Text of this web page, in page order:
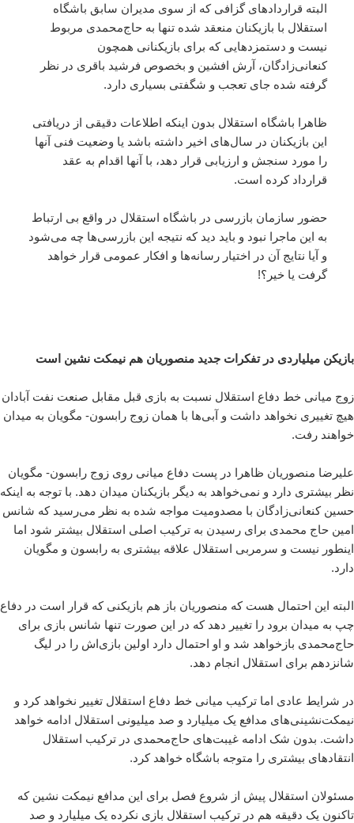
البته قراردادهای گزافی که از سوی مدیران سابق باشگاه
استقلال با بازیکنان منعقد شده تنها به حاج‌محمدی مربوط
نیست و دستمزدهایی که برای بازیکنانی همچون
کنعانی‌زادگان، آرش افشین و بخصوص فرشید باقری در نظر
گرفته شده جای تعجب و شگفتی بسیاری دارد.
ظاهرا باشگاه استقلال بدون اینکه اطلاعات دقیقی از دریافتی
این بازیکنان در سال‌های اخیر داشته باشد یا وضعیت فنی آنها
را مورد سنجش و ارزیابی قرار دهد، با آنها اقدام به عقد
قرارداد کرده است.
حضور سازمان بازرسی در باشگاه استقلال در واقع بی ارتباط
به این ماجرا نبود و باید دید که نتیجه این بازرسی‌ها چه می‌شود
و آیا نتایج آن در اختیار رسانه‌ها و افکار عمومی قرار خواهد
گرفت یا خیر؟!
بازیکن میلیاردی در تفکرات جدید منصوریان هم نیمکت نشین است
زوج میانی خط دفاع استقلال نسبت به بازی قبل مقابل صنعت نفت آبادان
هیچ تغییری نخواهد داشت و آبی‌ها با همان زوج رابسون- مگویان به میدان
خواهند رفت.
علیرضا منصوریان ظاهرا در پست دفاع میانی روی زوج رابسون- مگویان
نظر بیشتری دارد و نمی‌خواهد به دیگر بازیکنان میدان دهد. با توجه به اینکه
حسین کنعانی‌زادگان با مصدومیت مواجه شده به نظر می‌رسید که شانس
امین حاج محمدی برای رسیدن به ترکیب اصلی استقلال بیشتر شود اما
اینطور نیست و سرمربی استقلال علاقه بیشتری به رابسون و مگویان
دارد.
البته این احتمال هست که منصوریان باز هم بازیکنی که قرار است در دفاع
چپ به میدان برود را تغییر دهد که در این صورت تنها شانس بازی برای
حاج‌محمدی بازخواهد شد و او احتمال دارد اولین بازی‌اش را در لیگ
شانزدهم برای استقلال انجام دهد.
در شرایط عادی اما ترکیب میانی خط دفاع استقلال تغییر نخواهد کرد و
نیمکت‌نشینی‌های مدافع یک میلیارد و صد میلیونی استقلال ادامه خواهد
داشت. بدون شک ادامه غیبت‌های حاج‌محمدی در ترکیب استقلال
انتقادهای بیشتری را متوجه باشگاه خواهد کرد.
مسئولان استقلال پیش از شروع فصل برای این مدافع نیمکت نشین که
تاکنون یک دقیقه هم در ترکیب استقلال بازی نکرده یک میلیارد و صد